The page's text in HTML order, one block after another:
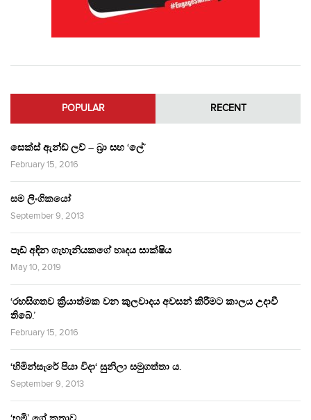
POPULAR RECENT
සෙක්ස් ඇන්ඩ් ලව් – බ්‍රා සහ ‘ලේ’
February 15, 2016
සම ලිංගිකයෝ
September 9, 2013
පෑඩ් අඳින ගැහැනියකගේ හෘදය සාක්ෂිය
May 10, 2019
‘රහසිගතව ක්‍රියාත්මක වන කුලවාදය අවසන් කිරීමට කාලය උදාවී
තිබේ.’
February 15, 2016
‘හිමින්සැරේ පියා විදා‘ සුනිලා සමුගත්තා ය.
September 9, 2013